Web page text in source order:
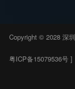
Copyright © 2028 深
粤ICP备15079536号]